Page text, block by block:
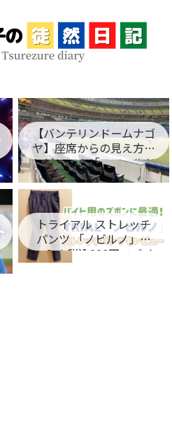
【バンテリンドームナゴ
ヤ】座席からの見え方を
レビュー！「フィールド
シート編」
トライアル ストレッチ
パンツ 「ノビルノ」口
コミ！税込998円でバイ
ト用のズボンに最適！